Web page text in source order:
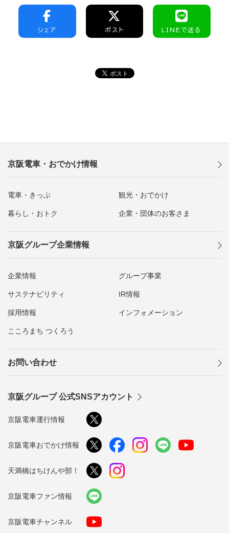
シェア ポスト LINEで送る
京阪電車・おでかけ情報
電車・きっぷ 観光・おでかけ
暮らし・おトク 企業・団体のお客さま
京阪グループ企業情報
企業情報 グループ事業
サステナビリティ IR情報
採用情報 インフォメーション
こころまち つくろう
お問い合わせ
京阪グループ 公式SNSアカウント
京阪電車運行情報
京阪電車おでかけ情報
天満橋はちけんや部！
京阪電車ファン情報
京阪電車チャンネル